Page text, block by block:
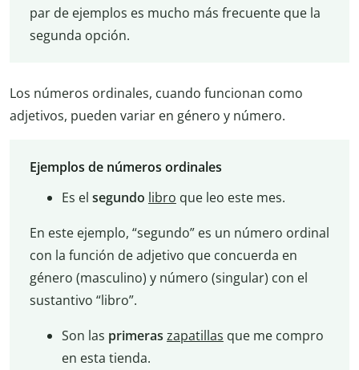
par de ejemplos es mucho más frecuente que la
segunda opción.
Los números ordinales, cuando funcionan como
adjetivos, pueden variar en género y número.
Ejemplos de números ordinales
Es el segundo libro que leo este mes.
En este ejemplo, “segundo” es un número ordinal
con la función de adjetivo que concuerda en
género (masculino) y número (singular) con el
sustantivo “libro”.
Son las primeras zapatillas que me compro
en esta tienda.